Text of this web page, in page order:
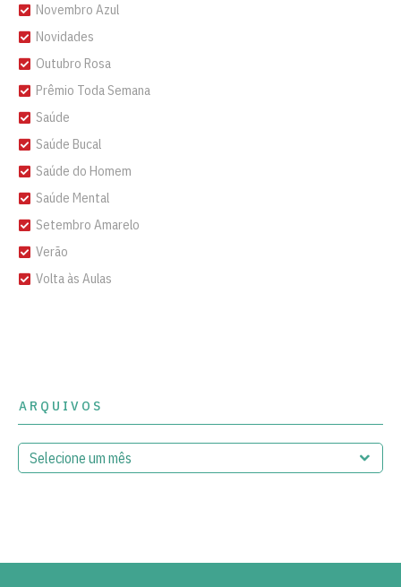
Novembro Azul
Novidades
Outubro Rosa
Prêmio Toda Semana
Saúde
Saúde Bucal
Saúde do Homem
Saúde Mental
Setembro Amarelo
Verão
Volta às Aulas
ARQUIVOS